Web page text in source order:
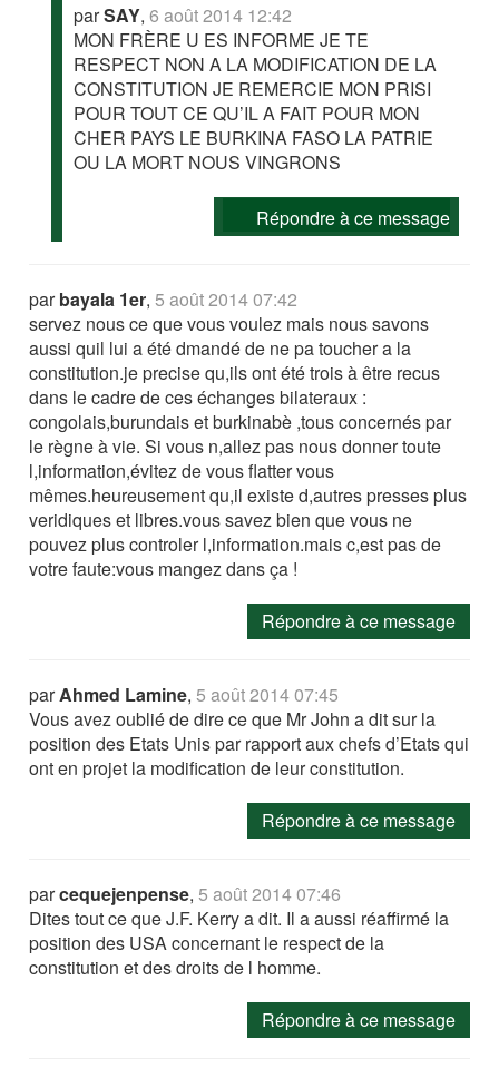
parSAY,6 août 2014 12:42
MON FRÈRE U ES INFORME JE TE
RESPECT NON A LA MODIFICATION DE LA
CONSTITUTION JE REMERCIE MON PRISI
POUR TOUT CE QU’IL A FAIT POUR MON
CHER PAYS LE BURKINA FASO LA PATRIE
OU LA MORT NOUS VINGRONS
Répondre à ce message
parbayala 1er,5 août 2014 07:42
servez nous ce que vous voulez mais nous savons
aussi quil lui a été dmandé de ne pa toucher a la
constitution.je precise qu,ils ont été trois à être recus
dans le cadre de ces échanges bilateraux :
congolais,burundais et burkinabè ,tous concernés par
le règne à vie. Si vous n,allez pas nous donner toute
l,information,évitez de vous flatter vous
mêmes.heureusement qu,il existe d,autres presses plus
veridiques et libres.vous savez bien que vous ne
pouvez plus controler l,information.mais c,est pas de
votre faute:vous mangez dans ça !
Répondre à ce message
parAhmed Lamine,5 août 2014 07:45
Vous avez oublié de dire ce que Mr John a dit sur la
position des Etats Unis par rapport aux chefs d’Etats qui
ont en projet la modification de leur constitution.
Répondre à ce message
parcequejenpense,5 août 2014 07:46
Dites tout ce que J.F. Kerry a dit. Il a aussi réaffirmé la
position des USA concernant le respect de la
constitution et des droits de l homme.
Répondre à ce message